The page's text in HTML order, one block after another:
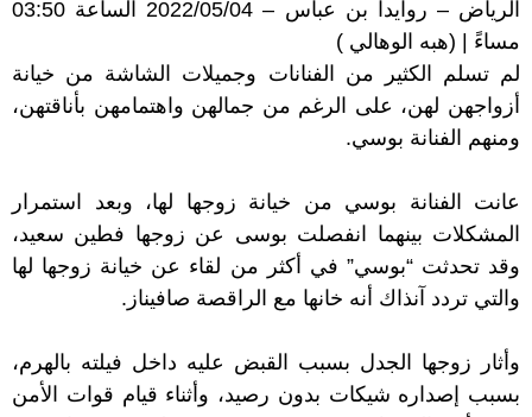
الرياض – روايدا بن عباس – 2022/05/04 الساعة 03:50
مساءً | (هبه الوهالي )
لم تسلم الكثير من الفنانات وجميلات الشاشة من خيانة
أزواجهن لهن، على الرغم من جمالهن واهتمامهن بأناقتهن،
ومنهم الفنانة بوسي.
عانت الفنانة بوسي من خيانة زوجها لها، وبعد استمرار
المشكلات بينهما انفصلت بوسى عن زوجها فطين سعيد،
وقد تحدثت “بوسي” في أكثر من لقاء عن خيانة زوجها لها
والتي تردد آنذاك أنه خانها مع الراقصة صافيناز.
وأثار زوجها الجدل بسبب القبض عليه داخل فيلته بالهرم،
بسبب إصداره شيكات بدون رصيد، وأثناء قيام قوات الأمن